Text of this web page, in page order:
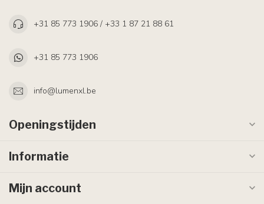
+31 85 773 1906 / +33 1 87 21 88 61
+31 85 773 1906
info@lumenxl.be
Openingstijden
Informatie
Mijn account